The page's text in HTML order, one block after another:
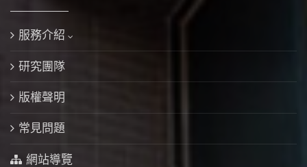
服務介紹
研究團隊
版權聲明
常見問題
網站導覽